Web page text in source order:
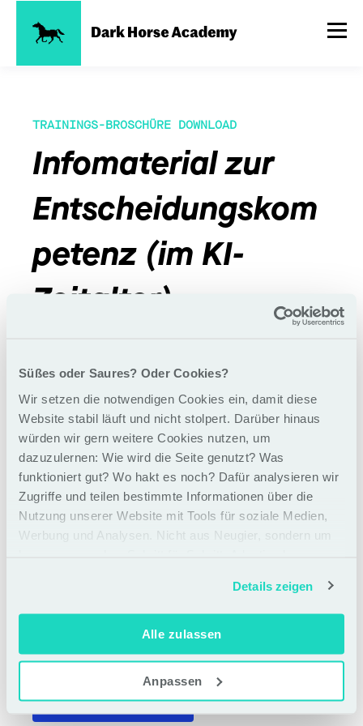
Süßes oder Saures? Oder Cookies?
Wir setzen die notwendigen Cookies ein, damit diese
Website stabil läuft und nicht stolpert. Darüber hinaus
würden wir gern weitere Cookies nutzen, um
dazuzulernen: Wie wird die Seite genutzt? Was
funktioniert gut? Wo hakt es noch? Dafür analysieren wir
Zugriffe und teilen bestimmte Informationen über die
Nutzung unserer Website mit Tools für soziale Medien,
Werbung und Analysen. Nicht aus Neugier, sondern um
Details zeigen
Alle zulassen
Anpassen
TRAININGS-BROSCHÜRE DOWNLOAD
Infomaterial zur
Entscheidungskom
petenz (im KI-
Zeitalter)
Inhalte unseres Academy Formats.
Deine E-Mail*
Dein Vorname *
Angebote zukommen zu lassen (jederzeit widerruflich
via Email-Link).*